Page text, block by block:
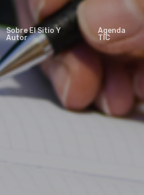
Sobre El Sitio Y
Autor
Agenda
TIC